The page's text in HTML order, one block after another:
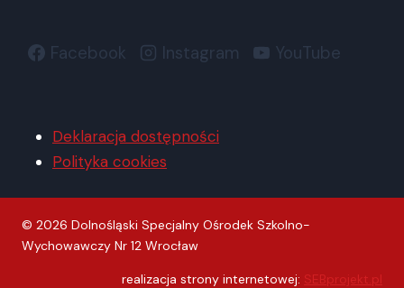
Facebook Instagram YouTube
Deklaracja dostępności
Polityka cookies
© 2026 Dolnośląski Specjalny Ośrodek Szkolno-
Wychowawczy Nr 12 Wrocław
realizacja strony internetowej: SEBprojekt.pl